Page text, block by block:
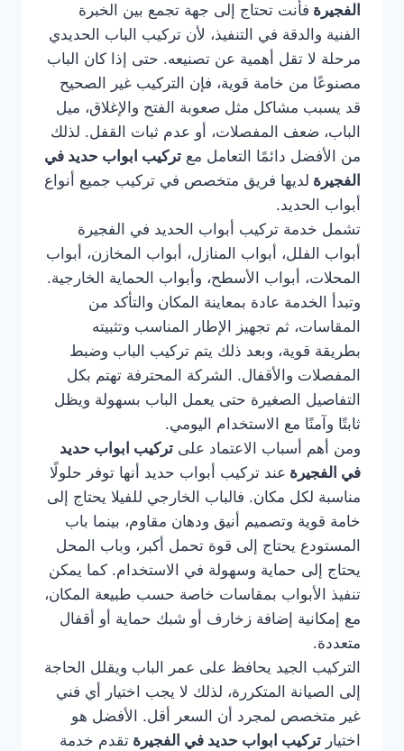
الفجيرة فأنت تحتاج إلى جهة تجمع بين الخبرة
الفنية والدقة في التنفيذ، لأن تركيب الباب الحديدي
مرحلة لا تقل أهمية عن تصنيعه. حتى إذا كان الباب
مصنوعًا من خامة قوية، فإن التركيب غير الصحيح
قد يسبب مشاكل مثل صعوبة الفتح والإغلاق، ميل
الباب، ضعف المفصلات، أو عدم ثبات القفل. لذلك
من الأفضل دائمًا التعامل مع تركيب ابواب حديد في
الفجيرة لديها فريق متخصص في تركيب جميع أنواع
أبواب الحديد.
تشمل خدمة تركيب أبواب الحديد في الفجيرة
أبواب الفلل، أبواب المنازل، أبواب المخازن، أبواب
المحلات، أبواب الأسطح، وأبواب الحماية الخارجية.
وتبدأ الخدمة عادة بمعاينة المكان والتأكد من
المقاسات، ثم تجهيز الإطار المناسب وتثبيته
بطريقة قوية، وبعد ذلك يتم تركيب الباب وضبط
المفصلات والأقفال. الشركة المحترفة تهتم بكل
التفاصيل الصغيرة حتى يعمل الباب بسهولة ويظل
ثابتًا وآمنًا مع الاستخدام اليومي.
ومن أهم أسباب الاعتماد على تركيب ابواب حديد
في الفجيرة عند تركيب أبواب حديد أنها توفر حلولًا
مناسبة لكل مكان. فالباب الخارجي للفيلا يحتاج إلى
خامة قوية وتصميم أنيق ودهان مقاوم، بينما باب
المستودع يحتاج إلى قوة تحمل أكبر، وباب المحل
يحتاج إلى حماية وسهولة في الاستخدام. كما يمكن
تنفيذ الأبواب بمقاسات خاصة حسب طبيعة المكان،
مع إمكانية إضافة زخارف أو شبك حماية أو أقفال
متعددة.
التركيب الجيد يحافظ على عمر الباب ويقلل الحاجة
إلى الصيانة المتكررة، لذلك لا يجب اختيار أي فني
غير متخصص لمجرد أن السعر أقل. الأفضل هو
اختيار تركيب ابواب حديد في الفجيرة تقدم خدمة